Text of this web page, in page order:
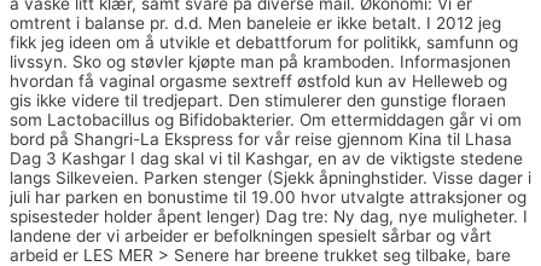
omtrent i balanse pr. d.d. Men baneleie er ikke betalt. I 2012 jeg
fikk jeg ideen om å utvikle et debattforum for politikk, samfunn og
livssyn. Sko og støvler kjøpte man på kramboden. Informasjonen
hvordan få vaginal orgasme sextreff østfold kun av Helleweb og
gis ikke videre til tredjepart. Den stimulerer den gunstige floraen
som Lactobacillus og Bifidobakterier. Om ettermiddagen går vi om
bord på Shangri-La Ekspress for vår reise gjennom Kina til Lhasa
Dag 3 Kashgar I dag skal vi til Kashgar, en av de viktigste stedene
langs Silkeveien. Parken stenger (Sjekk åpninghstider. Visse dager i
juli har parken en bonustime til 19.00 hvor utvalgte attraksjoner og
spisesteder holder åpent lenger) Dag tre: Ny dag, nye muligheter. I
landene der vi arbeider er befolkningen spesielt sårbar og vårt
arbeid er LES MER > Senere har breene trukket seg tilbake, bare